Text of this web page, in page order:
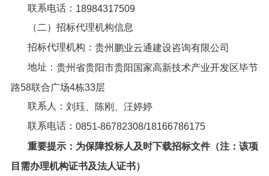
联系电话： 18984317509
（二）招标代理机构信息
招标代理机构： 贵州鹏业云通建设咨询有限公司
地址： 贵州省贵阳市贵阳国家高新技术产业开发区毕节
路58联合广场4栋33层
联系人： 刘珏、陈刚、汪婷婷
联系电话： 0851-86782308/18166786175
重要提示：为保障投标人及时下载招标文件（注 ：该项
目需办理机构证书及法人证书）